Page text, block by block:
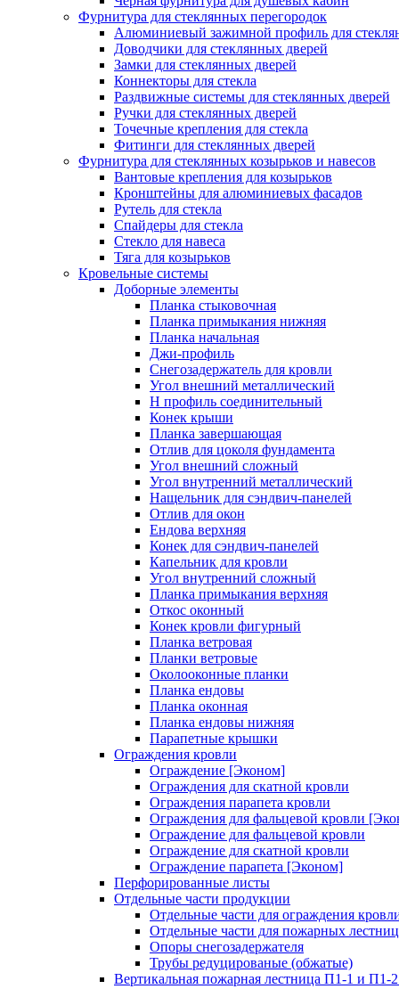
Фурнитура для стеклянных перегородок
Алюминиевый зажимной профиль для
Доводчики для стеклянных дверей
Замки для стеклянных дверей
Коннекторы для стекла
Раздвижные системы для стеклянных дверей
Ручки для стеклянных дверей
Точечные крепления для стекла
Фитинги для стеклянных дверей
Фурнитура для стеклянных козырьков и навесов
Вантовые крепления для козырьков
Кронштейны для алюминиевых фасадов
Рутель для стекла
Спайдеры для стекла
Стекло для навеса
Тяга для козырьков
Кровельные системы
Доборные элементы
Планка стыковочная
Планка примыкания нижняя
Планка начальная
Джи-профиль
Снегозадержатель для кровли
Угол внешний металлический
Н профиль соединительный
Конек крыши
Планка завершающая
Отлив для цоколя фундамента
Угол внешний сложный
Угол внутренний металлический
Нащельник для сэндвич-панелей
Отлив для окон
Ендова верхняя
Конек для сэндвич-панелей
Капельник для кровли
Угол внутренний сложный
Планка примыкания верхняя
Откос оконный
Конек кровли фигурный
Планка ветровая
Планки ветровые
Околооконные планки
Планка ендовы
Планка оконная
Планка ендовы нижняя
Парапетные крышки
Ограждения кровли
Ограждение [Эконом]
Ограждения для скатной кровли
Ограждения парапета кровли
Ограждения для фальцевой кровли
Ограждение для фальцевой кровли
Ограждение для скатной кровли
Ограждение парапета [Эконом]
Перфорированные листы
Отдельные части продукции
Отдельные части для ограждения
Отдельные части для пожарных лестниц
Опоры снегозадержателя
Трубы редуцированые (обжатые)
Вертикальная пожарная лестница П1-1 и